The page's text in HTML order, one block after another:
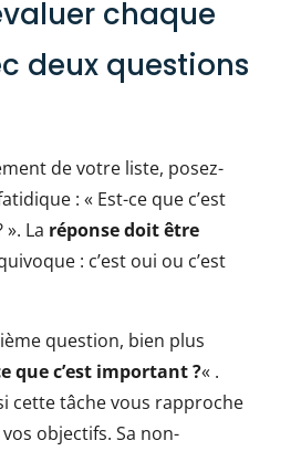
chaque
deux questions
de votre liste, posez-
: « Est-ce que c’est
La réponse doit être
: c’est oui ou c’est
question, bien plus
que c’est important ?« .
cette tâche vous rapproche
objectifs. Sa non-